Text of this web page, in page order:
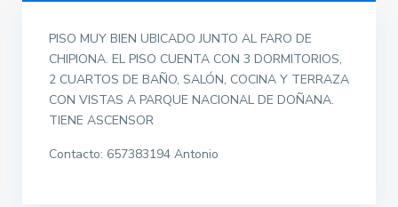
PISO MUY BIEN UBICADO JUNTO AL FARO DE
CHIPIONA. EL PISO CUENTA CON 3 DORMITORIOS,
2 CUARTOS DE BAÑO, SALÓN, COCINA Y TERRAZA
CON VISTAS A PARQUE NACIONAL DE DOÑANA.
TIENE ASCENSOR
Contacto: 657383194 Antonio